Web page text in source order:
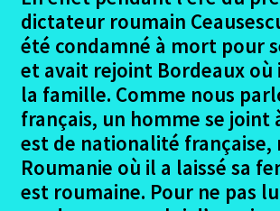
dictateur roumain
été condamné à mort pour
et avait rejoint Bordeaux où
la famille. Comme nous
français, un homme se joint
est de nationalité française,
Roumanie où il a laissé sa
est roumaine. Pour ne pas